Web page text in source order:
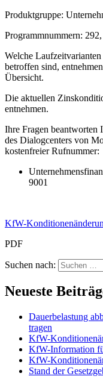
Produktgruppe:
Programmnummern:
Welche
betroffen sind,
Übersicht.
Die aktuellen
entnehmen.
Ihre Fragen beantworten
des Dialogcenters von
kostenfreier Rufnummer:
9001
KfW-
PDF
Suchen nach:
Neueste
Dauerbelastung
tragen
KfW-
KfW-Information
KfW-
Stand der